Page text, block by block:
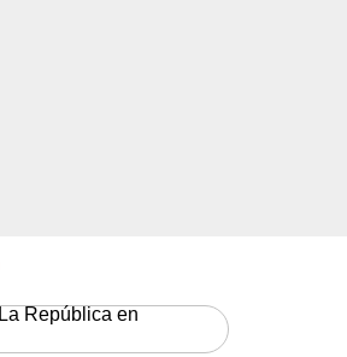
República en